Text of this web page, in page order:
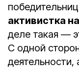
активистка
деле такая —
С одной
деятельности,